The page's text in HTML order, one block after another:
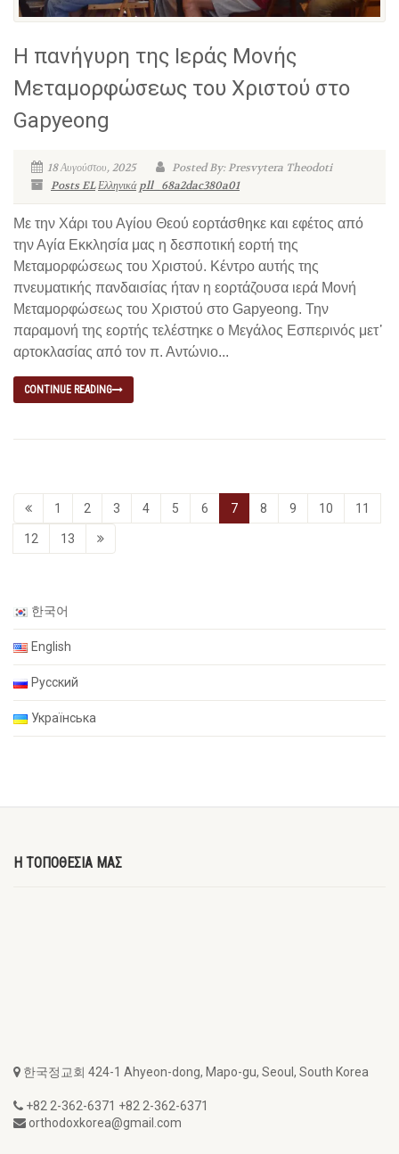
Η πανήγυρη της Ιεράς Μονής
Μεταμορφώσεως του Χριστού στο
Gapyeong
18 Αυγούστου, 2025
Posted By: Presvytera Theodoti
Posts ELΕλληνικά pll_68a2dac380a01
Με την Χάρι του Αγίου Θεού εορτάσθηκε και εφέτος από
την Αγία Εκκλησία μας η δεσποτική εορτή της
Μεταμορφώσεως του Χριστού. Κέντρο αυτής της
πνευματικής πανδαισίας ήταν η εορτάζουσα ιερά Μονή
Μεταμορφώσεως του Χριστού στο Gapyeong. Την
παραμονή της εορτής τελέστηκε ο Μεγάλος Εσπερινός μετ᾽
αρτοκλασίας από τον π. Αντώνιο...
CONTINUE READING
1 2 3 4 5 6 7 8 9 10 11
12 13
한국어
English
Русский
Українська
Η ΤΟΠΟΘΕΣΙΑ ΜΑΣ
한국정교회 424-1 Ahyeon-dong, Mapo-gu, Seoul, South Korea
+82 2-362-6371 +82 2-362-6371
orthodoxkorea@gmail.com